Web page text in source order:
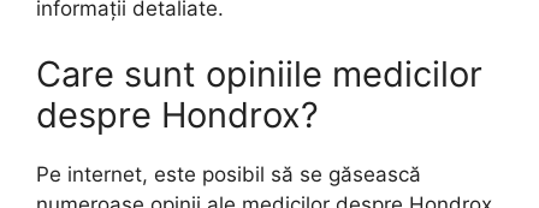
informații detaliate.
Care sunt opiniile medicilor
despre Hondrox?
Pe internet, este posibil să se găsească